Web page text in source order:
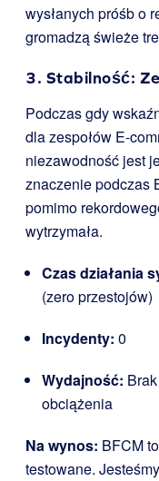
wysłanych próśb o
gromadzą świeże
3. Stabilność:
Podczas gdy
dla zespołów E-
niezawodność jest
znaczenie podczas
pomimo
wytrzymała.
Czas działania
(zero przestojów)
Incydenty: 0
Wydajność:
obciążenia
Na wynos: BFCM
testowane.